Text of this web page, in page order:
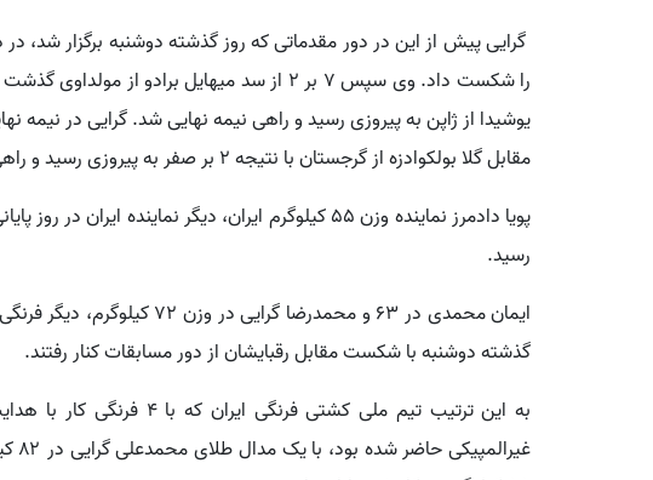
یوشیدا از ژاپن به پیروزی رسید و راهی نیمه نهایی شد. گرایی در نیمه
مقابل گلا بولکوادزه از گرجستان با نتیجه ۲ بر صفر به پیروزی رسید و راهی فینال شد.
پویا دادمرز نماینده وزن ۵۵ کیلوگرم ایران، دیگر
رسید.
ایمان محمدی در ۶۳ و محمدرضا
گذشته دوشنبه با شکست مقابل رقبایشان از دور مسابقات کنار رفتند.
به این ترتیب تیم ملی کشتی